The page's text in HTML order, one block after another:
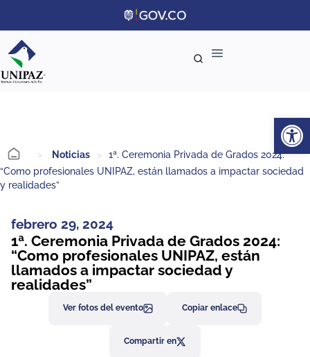
> Noticias >
1ª. Ceremonia Privada de Grados 2024:
“Como profesionales UNIPAZ, están llamados a impactar sociedad
y realidades”
febrero 29, 2024
1ª. Ceremonia Privada de Grados 2024:
“Como profesionales UNIPAZ, están
llamados a impactar sociedad y
realidades”
Ver fotos del evento Copiar enlace
Compartir en